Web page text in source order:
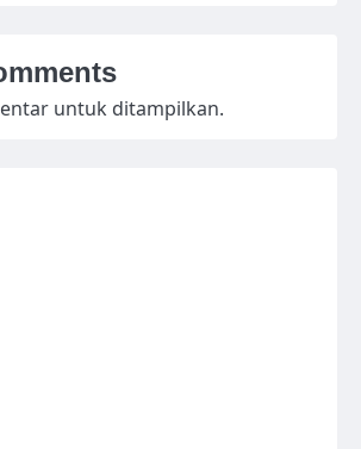
untuk ditampilkan.